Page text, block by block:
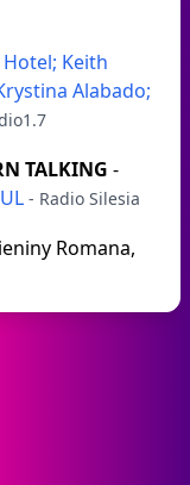
Keith
Alabado;
TALKING -
- Radio Silesia
Romana,